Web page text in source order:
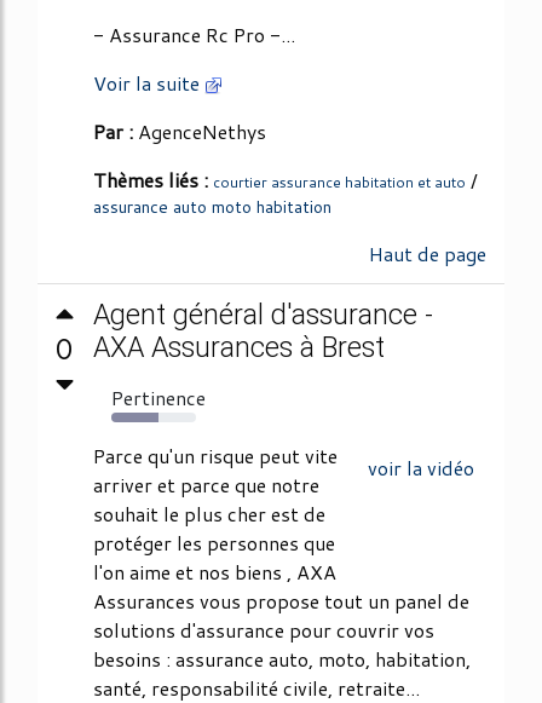
- Assurance Rc Pro -...
Voir la suite
Par : AgenceNethys
Thèmes liés : courtier assurance habitation et auto /
assurance auto moto habitation
Haut de page
0
Agent général d'assurance -
AXA Assurances à Brest
Pertinence
55%
voir la vidéo
Parce qu'un risque peut vite
arriver et parce que notre
souhait le plus cher est de
protéger les personnes que
l'on aime et nos biens , AXA
Assurances vous propose tout un panel de
solutions d'assurance pour couvrir vos
besoins : assurance auto, moto, habitation,
santé, responsabilité civile, retraite...